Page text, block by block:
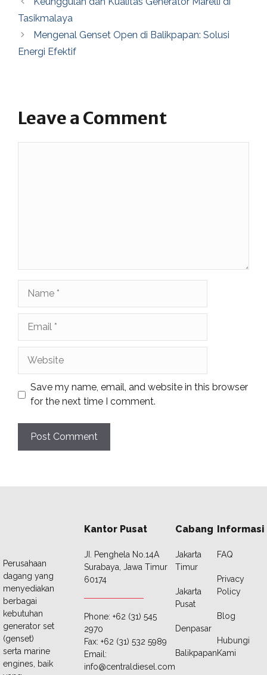
Tasikmalaya
Mengenal Genset Open di Balikpapan: Solusi
Energi Efektif
Leave a Comment
Save my name, email, and website in this browser
for the next time I comment.
Perusahaan
dagang yang
menyediakan
berbagai
kebutuhan
generator set
(genset)
serta marine
engines, baik
Kantor Pusat
JI. Penghela No.14A
Surabaya, Jawa Timur
60174
Phone: +62 (31) 545
2970
Fax: +62 (31) 532 5989
Email:
info@centraldiesel.com
Cabang
Jakarta
Timur
Jakarta
Pusat
Denpasar
Balikpapan
Informasi
FAQ
Privacy
Policy
Blog
Hubungi
Kami